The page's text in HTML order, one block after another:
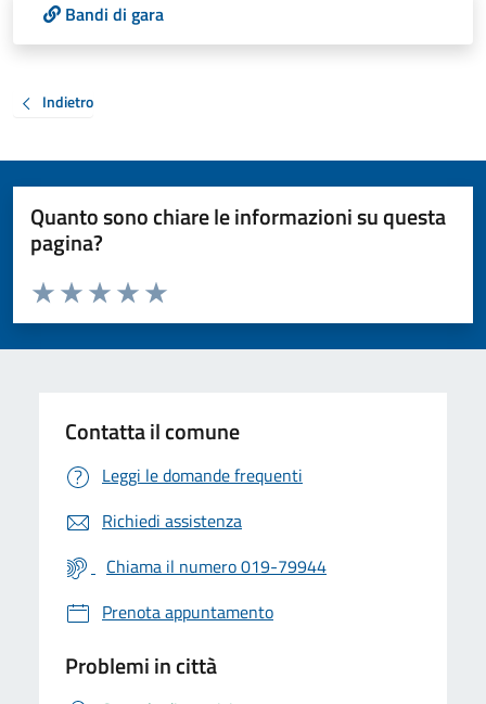
Bandi di gara
Indietro
Quanto sono chiare le informazioni su questa
pagina?
Valuta da 1 a 5 stelle la pagina
Valuta 5 stelle su 5
Valuta 4 stelle su 5
Valuta 3 stelle su 5
Valuta 2 stelle su 5
Valuta 1 stelle su 5
Contatta il comune
Leggi le domande frequenti
Richiedi assistenza
Chiama il numero 019-79944
Prenota appuntamento
Problemi in città